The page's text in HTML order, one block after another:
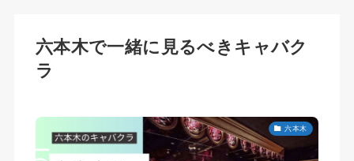
六本木で一緒に見るべきキャバク
ラ
六本木